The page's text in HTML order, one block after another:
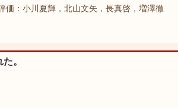
価：小川夏輝，北山文矢，長真啓，増澤徹
。